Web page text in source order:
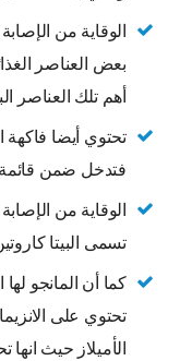
الوقاية من
بعض العناصر
أهم تلك العناصر
تحتوي أيضا فاكهة
فتدخل ضمن قائمة
الوقاية من
تسمى البيتا
كما أن المانجو
تحتوي على
الأميلاز حيث